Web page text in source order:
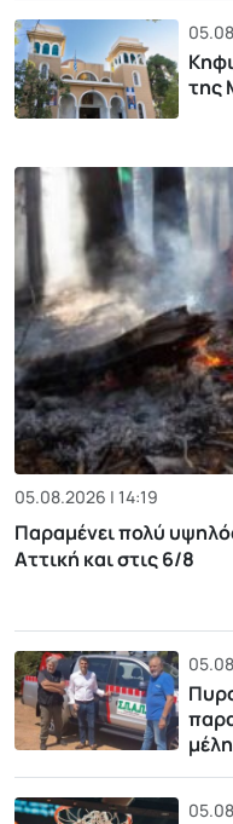
της
05.08.2026 | 14:19
Παραμένει πολύ
Αττική και στις 6/8